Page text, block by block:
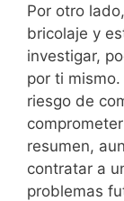
Por otro
bricolaje y
investigar,
por ti
riesgo de
resumen,
contratar a
problemas